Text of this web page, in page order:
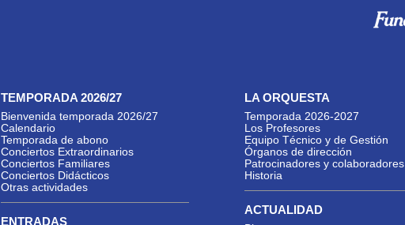
TEMPORADA 2026/27
Bienvenida temporada 2026/27
Calendario
Temporada de abono
Conciertos Extraordinarios
Conciertos Familiares
Conciertos Didácticos
Otras actividades
ENTRADAS
LA ORQUESTA
Temporada 2026-2027
Los Profesores
Equipo Técnico y de Gestión
Órganos de dirección
Patrocinadores y colaboradores
Historia
ACTUALIDAD